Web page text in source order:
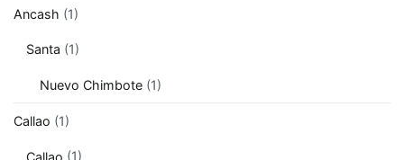
Ancash (1)
Santa (1)
Nuevo Chimbote(1)
Callao (1)
Callao (1)